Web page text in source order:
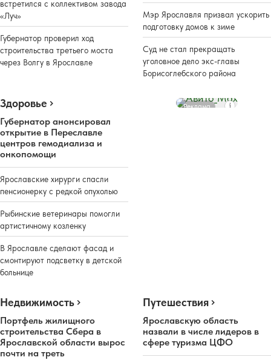
встретился с коллективом завода
«Луч»
Губернатор проверил ход
строительства третьего моста
через Волгу в Ярославле
Мэр Ярославля призвал ускорить
подготовку домов к зиме
Суд не стал прекращать
уголовное дело экс-главы
Борисоглебского района
Здоровье
Губернатор анонсировал
открытие в Переславле
центров гемодиализа и
онкопомощи
Ярославские хирурги спасли
пенсионерку с редкой опухолью
Рыбинские ветеринары помогли
артистичному козленку
В Ярославле сделают фасад и
смонтируют подсветку в детской
больнице
Реклама
Недвижимость
Портфель жилищного
строительства Сбера в
Ярославской области вырос
почти на треть
Путешествия
Ярославскую область
назвали в числе лидеров в
сфере туризма ЦФО